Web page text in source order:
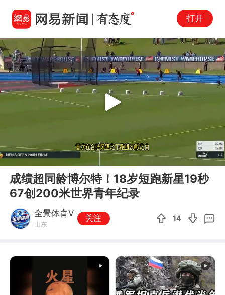
打开
00:00 00:39
Play
成绩超同龄博尔特！18岁短跑新星19秒
67创200米世界青年纪录
全景体育V
山东
关注 14